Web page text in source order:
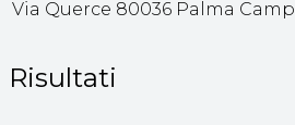
Via Querce 80036 Palma
Risultati